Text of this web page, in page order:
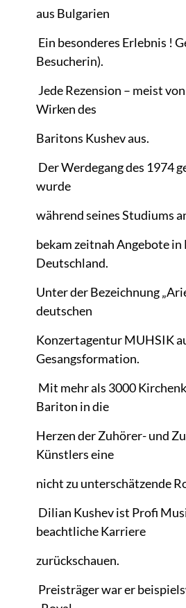
aus Bulgarien
Ein besonderes Erlebnis !
Besucherin).
Jede Rezension – meist
Wirken des
Baritons Kushev aus.
Der Werdegang des 1974
wurde
während seines Studiums
bekam zeitnah Angebote
Deutschland.
Unter der Bezeichnung
deutschen
Konzertagentur MUHSIK
Gesangsformation.
Mit mehr als 3000
Bariton in die
Herzen der Zuhörer- und
Künstlers eine
nicht zu unterschätzende
Dilian Kushev ist Profi
beachtliche Karriere
zurückschauen.
Preisträger war er